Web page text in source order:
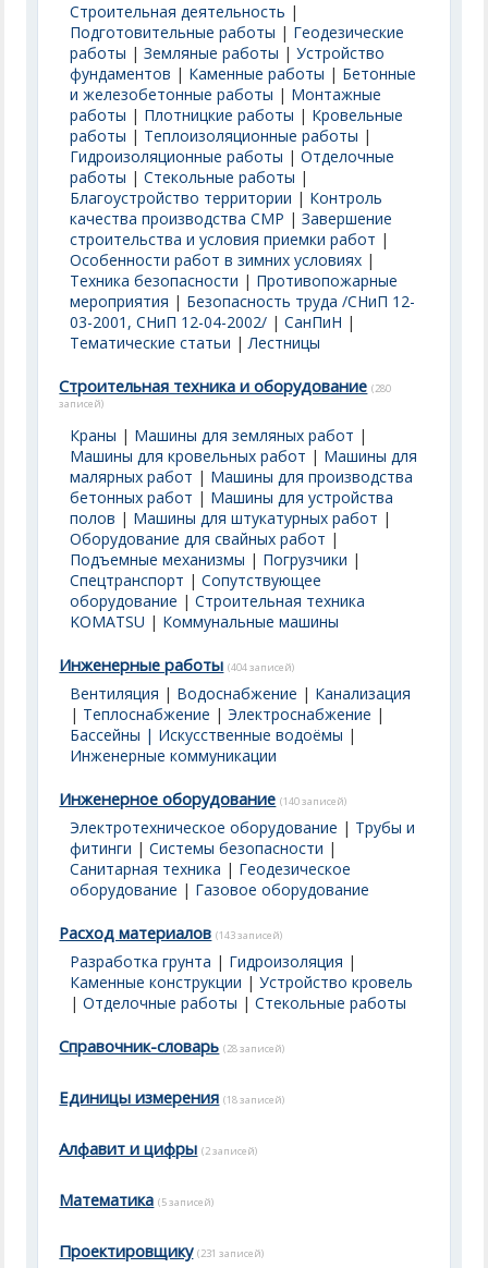
Строительная деятельность |
Подготовительные работы | Геодезические
работы |Земляные работы |Устройство
фундаментов | Каменные работы | Бетонные
и железобетонные работы | Монтажные
работы | Плотницкие работы | Кровельные
работы | Теплоизоляционные работы |
Гидроизоляционные работы |Отделочные
работы |Стекольные работы |
Благоустройство территории | Контроль
качества производства СМР |Завершение
строительства и условия приемки работ |
Особенности работ в зимних условиях |
Техника безопасности | Противопожарные
мероприятия | Безопасность труда /СНиП 12-
03-2001, СНиП 12-04-2002/ |СанПиН |
Тематические статьи |Лестницы
Строительная техника и оборудование (280
записей)
Краны | Машины для земляных работ |
Машины для кровельных работ | Машины для
малярных работ | Машины для производства
бетонных работ | Машины для устройства
полов | Машины для штукатурных работ |
Оборудование для свайных работ |
Подъемные механизмы | Погрузчики |
Спецтранспорт |Сопутствующее
оборудование |Строительная техника
KOMATSU | Коммунальные машины
Инженерные работы (404 записей)
Вентиляция | Водоснабжение | Канализация
| Теплоснабжение |Электроснабжение |
Бассейны | Искусственные водоёмы |
Инженерные коммуникации
Инженерное оборудование (140 записей)
Электротехническое оборудование | Трубы и
фитинги |Системы безопасности |
Санитарная техника | Геодезическое
оборудование | Газовое оборудование
Расход материалов (143 записей)
Разработка грунта | Гидроизоляция |
Каменные конструкции |Устройство кровель
|Отделочные работы |Стекольные работы
Справочник-словарь (28 записей)
Единицы измерения (18 записей)
Алфавит и цифры (2 записей)
Математика (5 записей)
Проектировщику (231 записей)